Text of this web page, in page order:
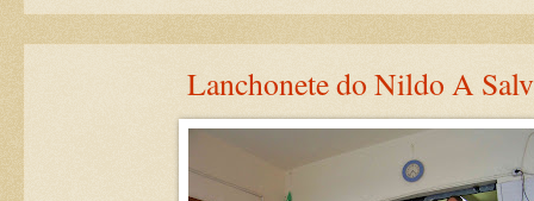
Lanchonete do Nildo A